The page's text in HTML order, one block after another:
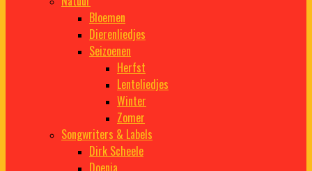
Bloemen
Dierenliedjes
Seizoenen
Herfst
Lenteliedjes
Winter
Zomer
Songwriters & Labels
Dirk Scheele
Doenja